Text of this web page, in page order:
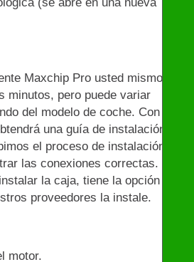
(se abre en una nueva
Maxchip Pro usted mismo:
minutos, pero puede variar
del modelo de coche. Con la
una guía de instalación
el proceso de instalación y
las conexiones correctas.
la caja, tiene la opción de
proveedores la instale.
motor.